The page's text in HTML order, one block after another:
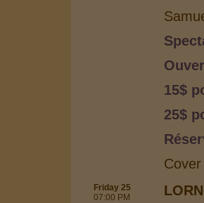
15$
25$
Friday 25
07:00 PM